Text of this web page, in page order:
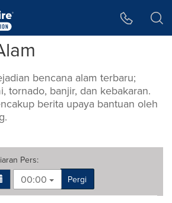
bencana alam terbaru;
tornado, banjir, dan kebakaran.
berita upaya bantuan oleh
Pers:
00:00
Pergi